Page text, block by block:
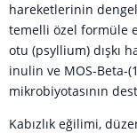
hareketlerinin
temelli özel formüle
otu (psyllium) dışkı
inulin ve MOS-Beta-
mikrobiyotasının
Kabızlık eğilimi,